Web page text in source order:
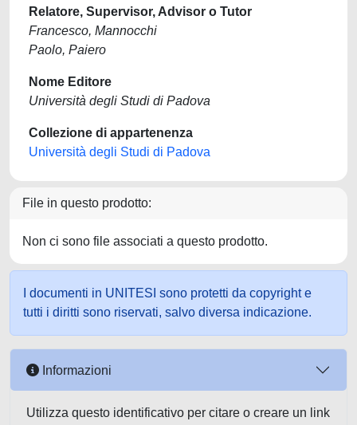
Relatore, Supervisor, Advisor o Tutor
Francesco, Mannocchi
Paolo, Paiero
Nome Editore
Università degli Studi di Padova
Collezione di appartenenza
Università degli Studi di Padova
File in questo prodotto:
Non ci sono file associati a questo prodotto.
I documenti in UNITESI sono protetti da copyright e
tutti i diritti sono riservati, salvo diversa indicazione.
Informazioni
Utilizza questo identificativo per citare o creare un link